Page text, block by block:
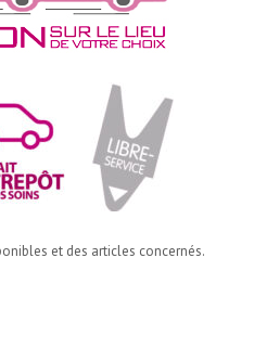
et des articles concernés.